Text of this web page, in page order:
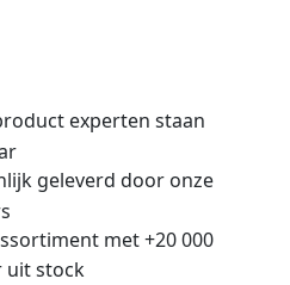
experten staan
geleverd door onze
met +20 000
uit stock